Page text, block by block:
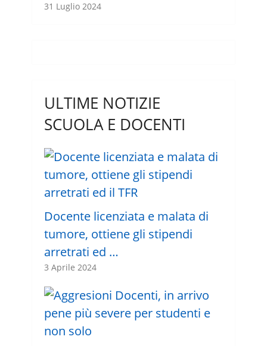
31 Luglio 2024
ULTIME NOTIZIE
SCUOLA E DOCENTI
Docente licenziata e malata di
tumore, ottiene gli stipendi
arretrati ed …
3 Aprile 2024